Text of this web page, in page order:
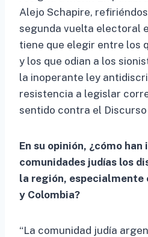
Alejo Schapire,
segunda vuelta electoral
tiene que elegir entre los
y los que odian a los
la inoperante ley
resistencia a legislar
sentido contra el Discurso
En su opinión, ¿cómo
comunidades judías los
la región, especialmente
y Colombia?
“La comunidad judía